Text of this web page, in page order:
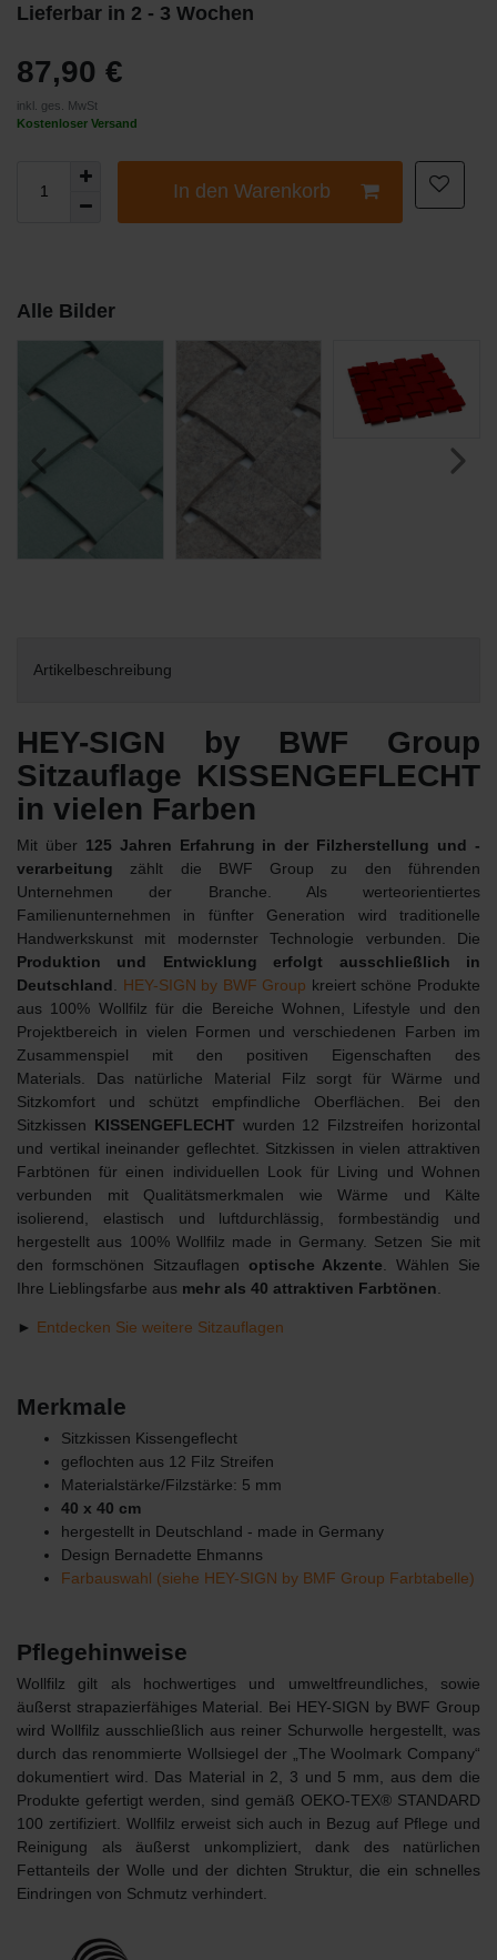
Lieferbar in 2 - 3 Wochen
87,90 €
inkl. ges. MwSt
Kostenloser Versand
In den Warenkorb
Alle Bilder
Artikelbeschreibung
HEY-SIGN by BWF Group
Sitzauflage KISSENGEFLECHT
in vielen Farben
Mit über 125 Jahren Erfahrung in der Filzherstellung und -
verarbeitung zählt die BWF Group zu den führenden
Unternehmen der Branche. Als werteorientiertes
Familienunternehmen in fünfter Generation wird traditionelle
Handwerkskunst mit modernster Technologie verbunden. Die
Produktion und Entwicklung erfolgt ausschließlich in
Deutschland
HEY-SIGN by BWF Group kreiert schöne Produkte
aus 100% Wollfilz für die Bereiche Wohnen, Lifestyle und den
Projektbereich in vielen Formen und verschiedenen Farben im
Zusammenspiel mit den positiven Eigenschaften des
Materials. Das natürliche Material Filz sorgt für Wärme und
Sitzkomfort und schützt empfindliche Oberflächen. Bei den
Sitzkissen KISSENGEFLECHT wurden 12 Filzstreifen horizontal
und vertikal ineinander geflechtet. Sitzkissen in vielen attraktiven
Farbtönen für einen individuellen Look für Living und Wohnen
verbunden mit Qualitätsmerkmalen wie Wärme und Kälte
isolierend, elastisch und luftdurchlässig, formbeständig und
hergestellt aus 100% Wollfilz made in Germany. Setzen Sie mit
den formschönen Sitzauflagen optische Akzente . Wählen Sie
Ihre Lieblingsfarbe aus mehr als 40 attraktiven Farbtönen
► Entdecken Sie weitere Sitzauflagen
Merkmale
Sitzkissen Kissengeflecht
geflochten aus 12 Filz Streifen
Materialstärke/Filzstärke: 5 mm
40 x 40 cm
hergestellt in Deutschland - made in Germany
Design Bernadette Ehmanns
Farbauswahl (siehe HEY-SIGN by BMF Group Farbtabelle)
Pflegehinweise
Wollfilz gilt als hochwertiges und umweltfreundliches, sowie
äußerst strapazierfähiges Material. Bei HEY-SIGN by BWF Group
wird Wollfilz ausschließlich aus reiner Schurwolle hergestellt, was
durch das renommierte Wollsiegel der „The Woolmark Company“
dokumentiert wird. Das Material in 2, 3 und 5 mm, aus dem die
Produkte gefertigt werden, sind gemäß OEKO-TEX® STANDARD
100 zertifiziert. Wollfilz erweist sich auch in Bezug auf Pflege und
Reinigung als äußerst unkompliziert, dank des natürlichen
Fettanteils der Wolle und der dichten Struktur, die ein schnelles
Eindringen von Schmutz verhindert.